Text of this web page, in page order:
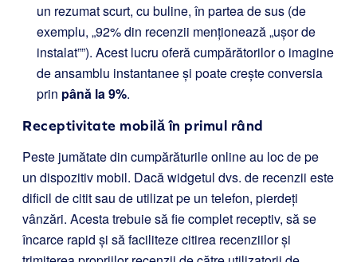
un rezumat scurt, cu buline, în partea de sus (de
exemplu, „92% din recenzii menționează „ușor de
instalat””). Acest lucru oferă cumpărătorilor o imagine
de ansamblu instantanee și poate crește conversia
prin până la 9%.
Receptivitate mobilă în primul rând
Peste jumătate din cumpărăturile online au loc de pe
un dispozitiv mobil. Dacă widgetul dvs. de recenzii este
dificil de citit sau de utilizat pe un telefon, pierdeți
vânzări. Acesta trebuie să fie complet receptiv, să se
încarce rapid și să faciliteze citirea recenziilor și